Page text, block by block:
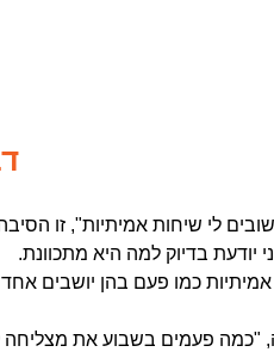
לי שיחות אמיתיות", זו הסיבה
יודעת בדיוק למה היא מתכוונת.
כמו פעם בהן יושבים
"כמה פעמים בשבוע את